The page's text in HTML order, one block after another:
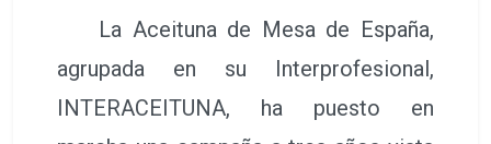
La Aceituna de Mesa de España,
agrupada en su Interprofesional,
INTERACEITUNA, ha puesto en